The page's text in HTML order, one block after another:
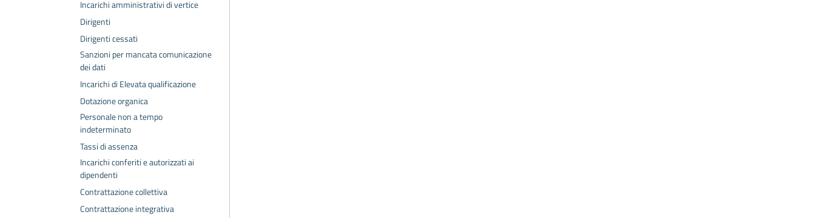
Incarichi amministrativi di vertice
Dirigenti
Dirigenti cessati
Sanzioni per mancata comunicazione
dei dati
Incarichi di Elevata qualificazione
Dotazione organica
Personale non a tempo
indeterminato
Tassi di assenza
Incarichi conferiti e autorizzati ai
dipendenti
Contrattazione collettiva
Contrattazione integrativa